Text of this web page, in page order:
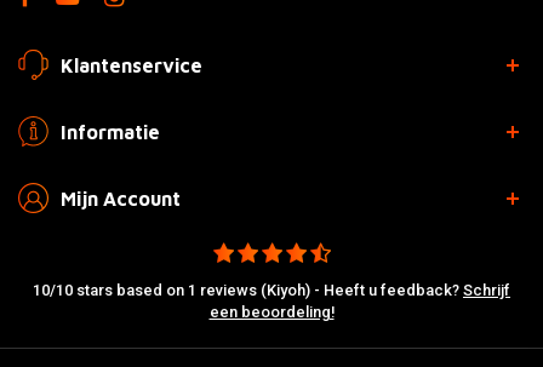
Klantenservice
Informatie
Mijn Account
10/10 stars based on 1 reviews (Kiyoh) - Heeft u feedback? Schrijf
een beoordeling!